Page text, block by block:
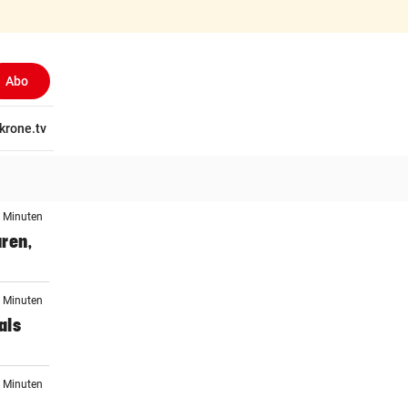
Abo
krone.tv
Minuten
Minuten
Minuten